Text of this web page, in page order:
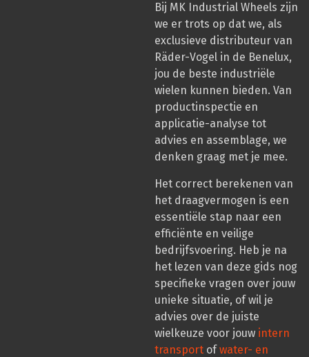
Bij MK Industrial Wheels zijn
we er trots op dat we, als
exclusieve distributeur van
Räder-Vogel in de Benelux,
jou de beste industriële
wielen kunnen bieden. Van
productinspectie en
applicatie-analyse tot
advies en assemblage, we
denken graag met je mee.
Het correct berekenen van
het draagvermogen is een
essentiële stap naar een
efficiënte en veilige
bedrijfsvoering. Heb je na
het lezen van deze gids nog
specifieke vragen over jouw
unieke situatie, of wil je
advies over de juiste
wielkeuze voor jouw intern
transport ofwater- en